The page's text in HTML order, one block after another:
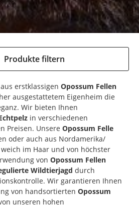
Produkte filtern
aus erstklassigen Opossum Fellen
ausgestattetem Eigenheim die
Wir bieten Ihnen
in verschiedenen
Preisen. Unsere Opossum Felle
oder auch aus Nordamerika/
im Haar und von höchster
von Opossum Fellen
Wildtierjagd durch
Wir garantieren Ihnen
von handsortierten Opossum
unseren hohen